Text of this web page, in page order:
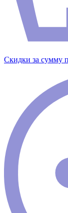
Скидки за сумму